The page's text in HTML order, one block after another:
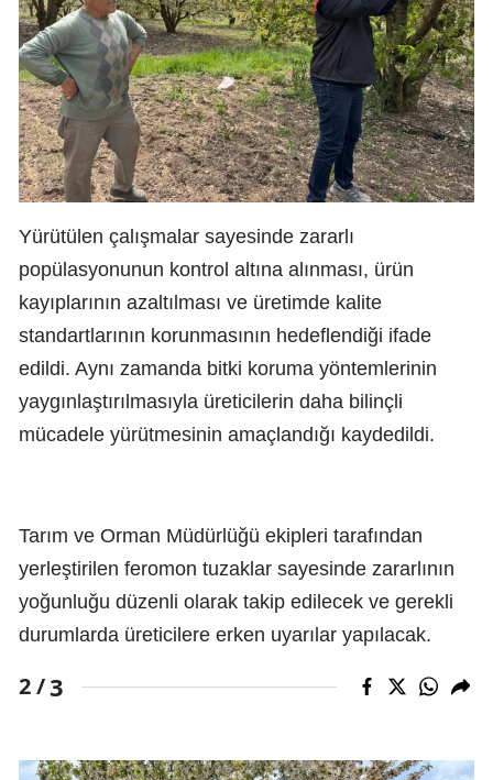
Yürütülen çalışmalar sayesinde zararlı
popülasyonunun kontrol altına alınması, ürün
kayıplarının azaltılması ve üretimde kalite
standartlarının korunmasının hedeflendiği ifade
edildi. Aynı zamanda bitki koruma yöntemlerinin
yaygınlaştırılmasıyla üreticilerin daha bilinçli
mücadele yürütmesinin amaçlandığı kaydedildi.
Tarım ve Orman Müdürlüğü ekipleri tarafından
yerleştirilen feromon tuzaklar sayesinde zararlının
yoğunluğu düzenli olarak takip edilecek ve gerekli
durumlarda üreticilere erken uyarılar yapılacak.
2 /3